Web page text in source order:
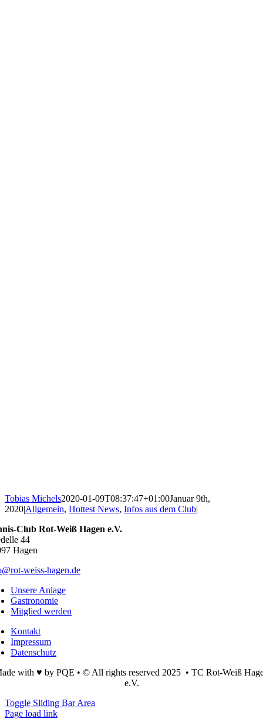
Tobias Michels2020-01-09T08:37:47+01:00Januar 9th,
2020|Allgemein, Hottest News, Infos aus dem Club|
Club Rot-Weiß Hagen e.V.
44
Hagen
weiss-hagen.de
Unsere Anlage
Gastronomie
Mitglied werden
Kontakt
Impressum
Datenschutz
with ♥ by PQE • © All rights reserved 2025 • TC Rot-Weiß
e.V.
Toggle Sliding Bar Area
Page load link